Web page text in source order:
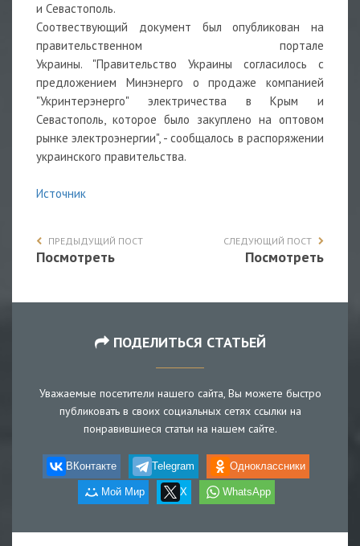
и Севастополь.
Соотвествующий документ был опубликован на
правительственном портале
Украины. "Правительство Украины согласилось с
предложением Минэнерго о продаже компанией
"Укринтерэнерго" электричества в Крым и
Севастополь, которое было закуплено на оптовом
рынке электроэнергии", - сообщалось в распоряжении
украинского правительства.
Источник
ПРЕДЫДУЩИЙ ПОСТ
Посмотреть
СЛЕДУЮЩИЙ ПОСТ
Посмотреть
ПОДЕЛИТЬСЯ СТАТЬЕЙ
Уважаемые посетители нашего сайта, Вы можете быстро
публиковать в своих социальных сетях ссылки на
понравившиеся статьи на нашем сайте.
ВКонтакте Telegram Одноклассники
Мой Мир X WhatsApp